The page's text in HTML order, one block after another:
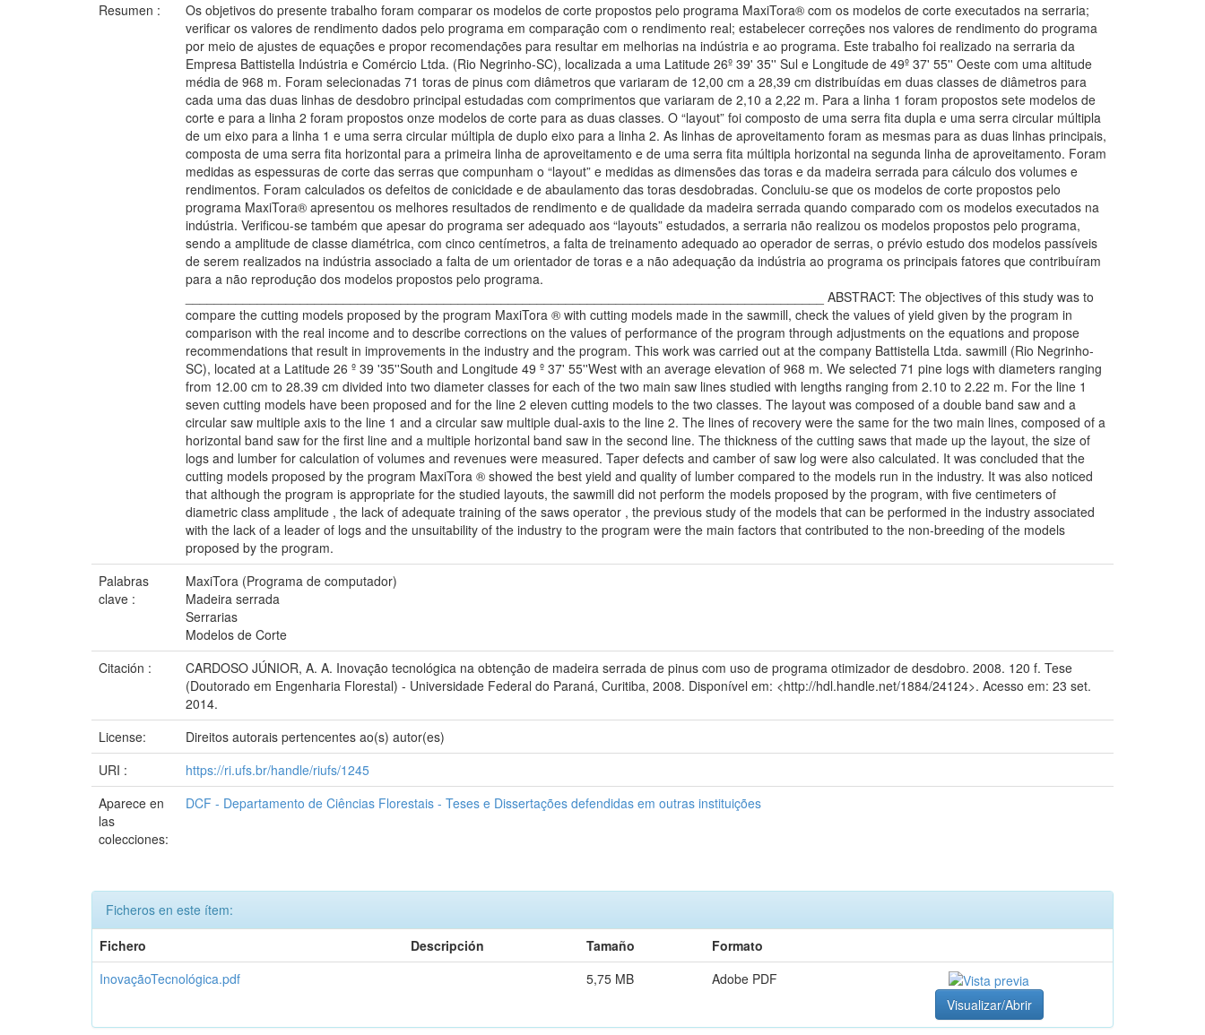
Resumen :
Os objetivos do presente trabalho foram comparar os modelos de corte propostos pelo programa MaxiTora® com os modelos de corte executados na serraria;
verificar os valores de rendimento dados pelo programa em comparação com o rendimento real; estabelecer correções nos valores de rendimento do programa
por meio de ajustes de equações e propor recomendações para resultar em melhorias na indústria e ao programa. Este trabalho foi realizado na serraria da
Empresa Battistella Indústria e Comércio Ltda. (Rio Negrinho-SC), localizada a uma Latitude 26º 39' 35'' Sul e Longitude de 49º 37' 55'' Oeste com uma altitude
média de 968 m. Foram selecionadas 71 toras de pinus com diâmetros que variaram de 12,00 cm a 28,39 cm distribuídas em duas classes de diâmetros para
cada uma das duas linhas de desdobro principal estudadas com comprimentos que variaram de 2,10 a 2,22 m. Para a linha 1 foram propostos sete modelos de
corte e para a linha 2 foram propostos onze modelos de corte para as duas classes. O “layout” foi composto de uma serra fita dupla e uma serra circular múltipla
de um eixo para a linha 1 e uma serra circular múltipla de duplo eixo para a linha 2. As linhas de aproveitamento foram as mesmas para as duas linhas principais,
composta de uma serra fita horizontal para a primeira linha de aproveitamento e de uma serra fita múltipla horizontal na segunda linha de aproveitamento. Foram
medidas as espessuras de corte das serras que compunham o “layout” e medidas as dimensões das toras e da madeira serrada para cálculo dos volumes e
rendimentos. Foram calculados os defeitos de conicidade e de abaulamento das toras desdobradas. Concluiu-se que os modelos de corte propostos pelo
programa MaxiTora® apresentou os melhores resultados de rendimento e de qualidade da madeira serrada quando comparado com os modelos executados na
indústria. Verificou-se também que apesar do programa ser adequado aos “layouts” estudados, a serraria não realizou os modelos propostos pelo programa,
sendo a amplitude de classe diamétrica, com cinco centímetros, a falta de treinamento adequado ao operador de serras, o prévio estudo dos modelos passíveis
de serem realizados na indústria associado a falta de um orientador de toras e a não adequação da indústria ao programa os principais fatores que contribuíram
para a não reprodução dos modelos propostos pelo programa.
_________________________________________________________________________________________ ABSTRACT: The objectives of this study was to
compare the cutting models proposed by the program MaxiTora ® with cutting models made in the sawmill, check the values of yield given by the program in
comparison with the real income and to describe corrections on the values of performance of the program through adjustments on the equations and propose
recommendations that result in improvements in the industry and the program. This work was carried out at the company Battistella Ltda. sawmill (Rio Negrinho-
SC), located at a Latitude 26 º 39 '35''South and Longitude 49 º 37' 55''West with an average elevation of 968 m. We selected 71 pine logs with diameters ranging
from 12.00 cm to 28.39 cm divided into two diameter classes for each of the two main saw lines studied with lengths ranging from 2.10 to 2.22 m. For the line 1
seven cutting models have been proposed and for the line 2 eleven cutting models to the two classes. The layout was composed of a double band saw and a
circular saw multiple axis to the line 1 and a circular saw multiple dual-axis to the line 2. The lines of recovery were the same for the two main lines, composed of a
horizontal band saw for the first line and a multiple horizontal band saw in the second line. The thickness of the cutting saws that made up the layout, the size of
logs and lumber for calculation of volumes and revenues were measured. Taper defects and camber of saw log were also calculated. It was concluded that the
cutting models proposed by the program MaxiTora ® showed the best yield and quality of lumber compared to the models run in the industry. It was also noticed
that although the program is appropriate for the studied layouts, the sawmill did not perform the models proposed by the program, with five centimeters of
diametric class amplitude , the lack of adequate training of the saws operator , the previous study of the models that can be performed in the industry associated
with the lack of a leader of logs and the unsuitability of the industry to the program were the main factors that contributed to the non-breeding of the models
proposed by the program.
Palabras
clave :
MaxiTora (Programa de computador)
Madeira serrada
Serrarias
Modelos de Corte
Citación :
CARDOSO JÚNIOR, A. A. Inovação tecnológica na obtenção de madeira serrada de pinus com uso de programa otimizador de desdobro. 2008. 120 f. Tese
(Doutorado em Engenharia Florestal) - Universidade Federal do Paraná, Curitiba, 2008. Disponível em: <http://hdl.handle.net/1884/24124>. Acesso em: 23 set.
2014.
License:
Direitos autorais pertencentes ao(s) autor(es)
URI :
https://ri.ufs.br/handle/riufs/1245
Aparece en
las
colecciones:
DCF - Departamento de Ciências Florestais - Teses e Dissertações defendidas em outras instituições
Ficheros en este ítem:
Fichero
Descripción Tamaño
Formato
InovaçãoTecnológica.pdf
5,75 MB
Adobe PDF
Visualizar/Abrir